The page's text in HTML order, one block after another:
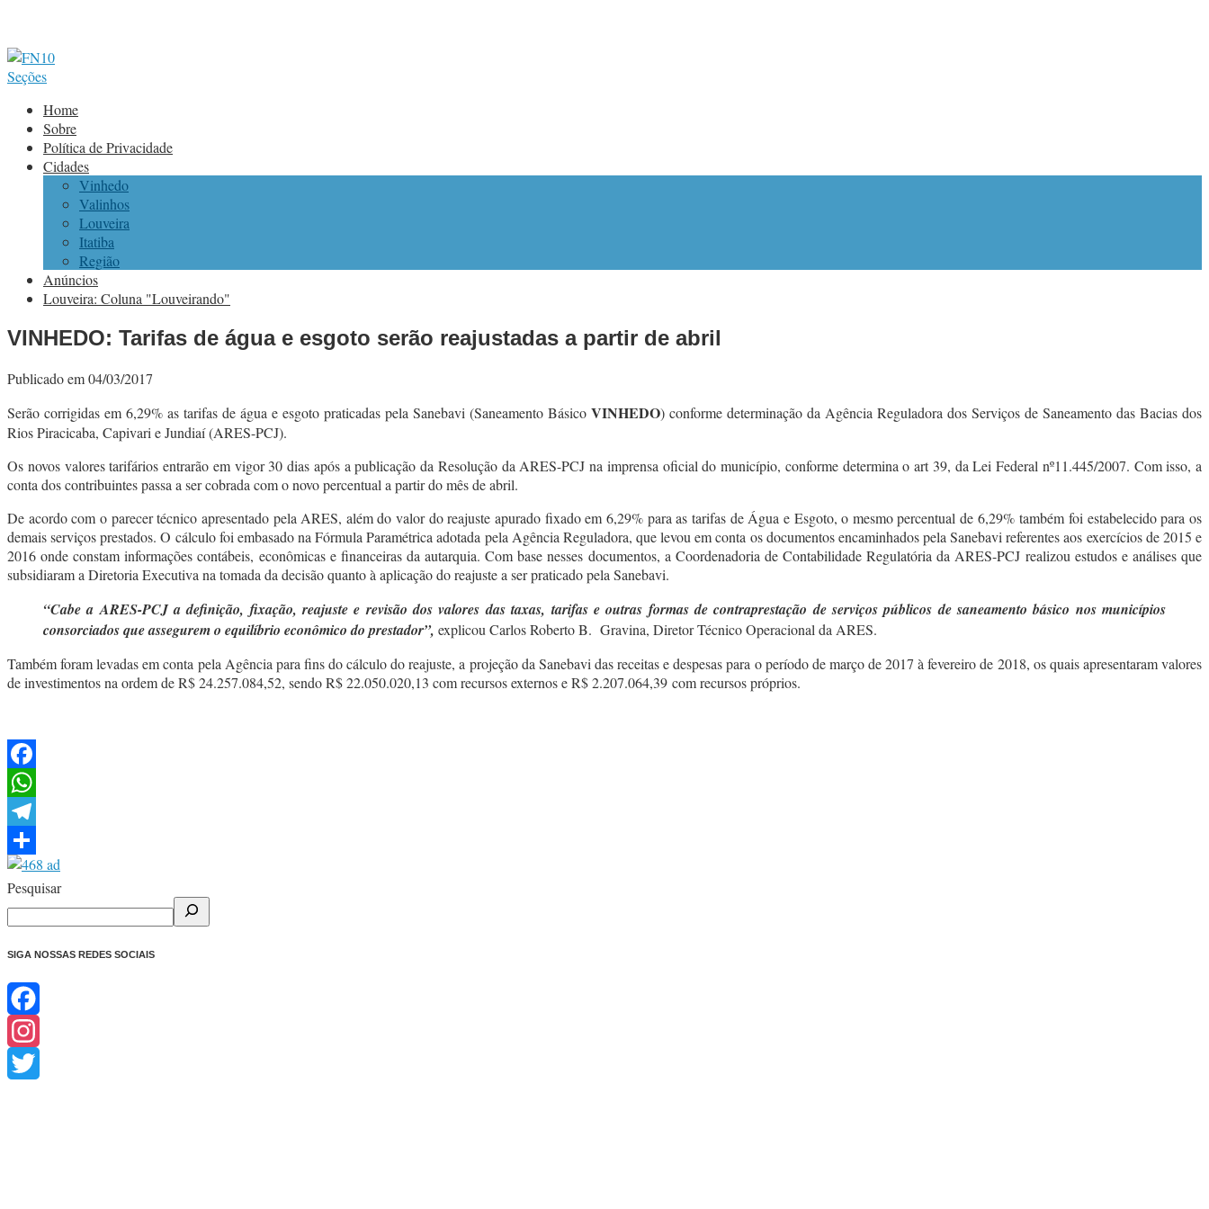
Seções
Home
Sobre
Política de Privacidade
Cidades
Vinhedo
Valinhos
Louveira
Itatiba
Região
Anúncios
Louveira: Coluna "Louveirando"
VINHEDO: Tarifas de água e esgoto serão reajustadas a partir de abril
Publicado em 04/03/2017
Serão corrigidas em 6,29% as tarifas de água e esgoto praticadas pela Sanebavi (Saneamento Básico VINHEDO) conforme determinação da Agência Reguladora dos Serviços de Saneamento das Bacias dos
Rios Piracicaba, Capivari e Jundiaí (ARES-PCJ).
Os novos valores tarifários entrarão em vigor 30 dias após a publicação da Resolução da ARES-PCJ na imprensa oficial do município, conforme determina o art 39, da Lei Federal nº11.445/2007. Com isso, a
conta dos contribuintes passa a ser cobrada com o novo percentual a partir do mês de abril.
De acordo com o parecer técnico apresentado pela ARES, além do valor do reajuste apurado fixado em 6,29% para as tarifas de Água e Esgoto, o mesmo percentual de 6,29% também foi estabelecido para os
demais serviços prestados. O cálculo foi embasado na Fórmula Paramétrica adotada pela Agência Reguladora, que levou em conta os documentos encaminhados pela Sanebavi referentes aos exercícios de 2015 e
2016 onde constam informações contábeis, econômicas e financeiras da autarquia. Com base nesses documentos, a Coordenadoria de Contabilidade Regulatória da ARES-PCJ realizou estudos e análises que
subsidiaram a Diretoria Executiva na tomada da decisão quanto à aplicação do reajuste a ser praticado pela Sanebavi.
“Cabe a ARES-PCJ a definição, fixação, reajuste e revisão dos valores das taxas, tarifas e outras formas de contraprestação de serviços públicos de saneamento básico nos municípios
consorciados que assegurem o equilíbrio econômico do prestador”, explicou Carlos Roberto B. Gravina, Diretor Técnico Operacional da ARES.
Também foram levadas em conta pela Agência para fins do cálculo do reajuste, a projeção da Sanebavi das receitas e despesas para o período de março de 2017 à fevereiro de 2018, os quais apresentaram valores
de investimentos na ordem de R$ 24.257.084,52, sendo R$ 22.050.020,13 com recursos externos e R$ 2.207.064,39 com recursos próprios.
Facebook
WhatsApp
Telegram
Share
Pesquisar
SIGA NOSSAS REDES SOCIAIS
Facebook
Instagram